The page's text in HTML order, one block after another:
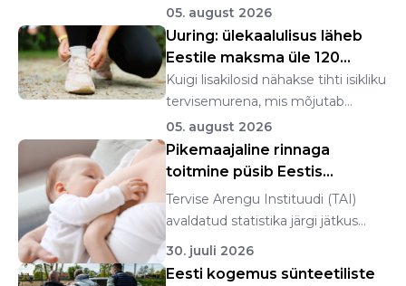
organismi talitlusel...
05. august 2026
Uuring: ülekaalulisus läheb
Eestile maksma üle 120
miljoni euro a...
Kuigi lisakilosid nähakse tihti isikliku
tervisemurena, mis mõjutab
eeskätt inim...
05. august 2026
Pikemaajaline rinnaga
toitmine püsib Eestis
stabiilsena
Tervise Arengu Instituudi (TAI)
avaldatud statistika järgi jätkus
rinnapiimatoid...
30. juuli 2026
Eesti kogemus sünteetiliste